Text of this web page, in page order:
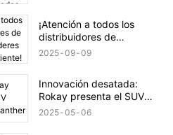
¡Atención a todos los
distribuidores de
automóviles líderes en el
2025 09 09
Innovación desatada:
Rokay presenta el SUV
integrado de Panther 8
2025 05 06